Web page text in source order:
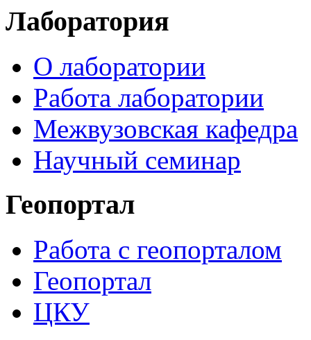
Лаборатория
О лаборатории
Работа лаборатории
Межвузовская кафедра
Научный семинар
Геопортал
Работа с геопорталом
Геопортал
ЦКУ